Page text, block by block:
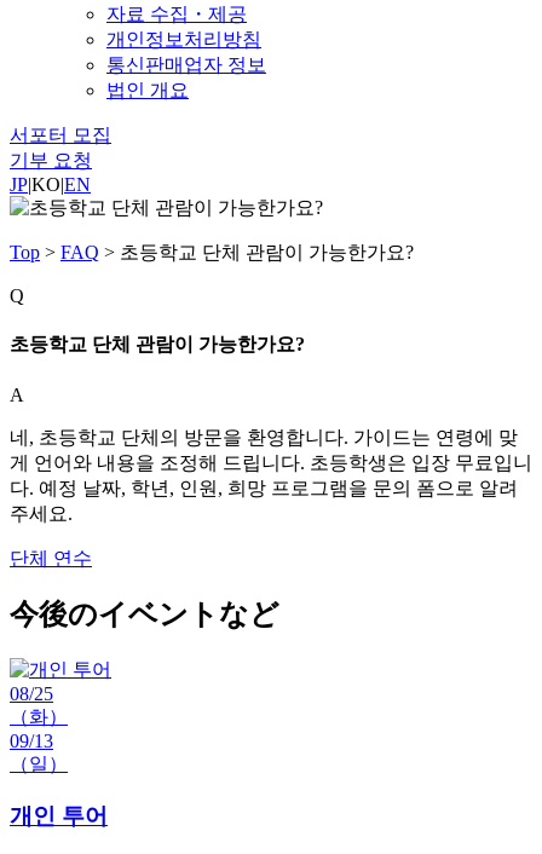
자료 수집・제공
개인정보처리방침
통신판매업자 정보
법인 개요
서포터 모집
기부 요청
JP|KO|EN
Top > FAQ > 초등학교 단체 관람이 가능한가요?
Q
초등학교 단체 관람이 가능한가요?
A
네, 초등학교 단체의 방문을 환영합니다. 가이드는 연령에 맞
게 언어와 내용을 조정해 드립니다. 초등학생은 입장 무료입니
다. 예정 날짜, 학년, 인원, 희망 프로그램을 문의 폼으로 알려
주세요.
단체 연수
今後のイベントなど
08/25
（화）
09/13
（일）
개인 투어